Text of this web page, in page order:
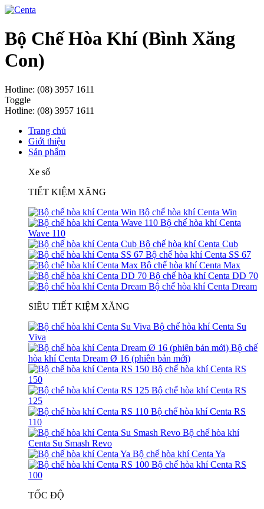
Bộ Chế Hòa Khí (Bình Xăng
Con)
Hotline: (08) 3957 1611
Toggle
Hotline: (08) 3957 1611
Trang chủ
Giới thiệu
Sản phẩm
Xe số
TIẾT KIỆM XĂNG
Bộ chế hòa khí Centa Win
Bộ chế hòa khí Centa
Wave 110
Bộ chế hòa khí Centa Cub
Bộ chế hòa khí Centa SS 67
Bộ chế hòa khí Centa Max
Bộ chế hòa khí Centa DD 70
Bộ chế hòa khí Centa Dream
SIÊU TIẾT KIỆM XĂNG
Bộ chế hòa khí Centa Su
Viva
Bộ chế
hòa khí Centa Dream Ø 16 (phiên bản mới)
Bộ chế hòa khí Centa RS
150
Bộ chế hòa khí Centa RS
125
Bộ chế hòa khí Centa RS
110
Bộ chế hòa khí
Centa Su Smash Revo
Bộ chế hòa khí Centa Ya
Bộ chế hòa khí Centa RS
100
TỐC ĐỘ